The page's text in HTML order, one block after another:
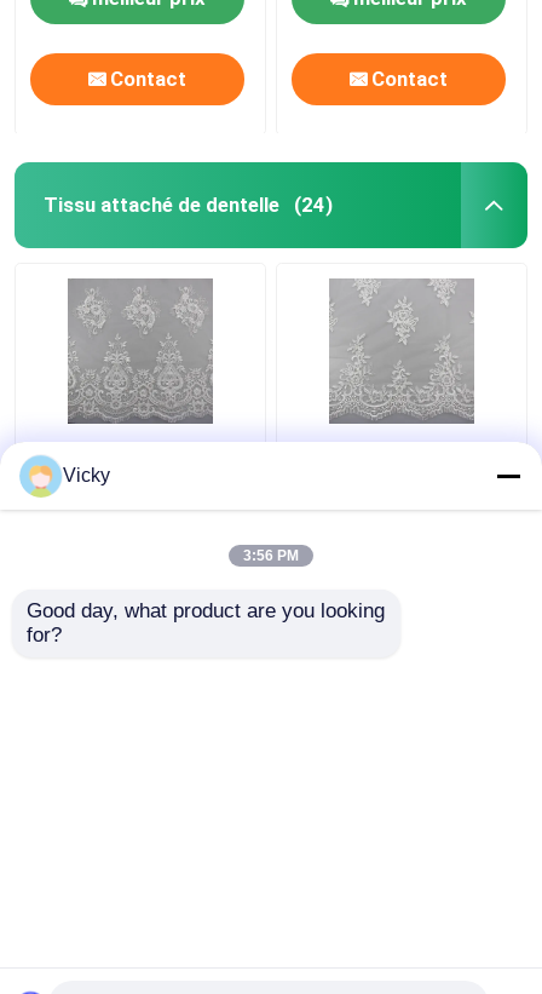
Contact Contact
Tissu attaché de dentelle (24)
fils de polyesters du cil
3D sur le tissu de
dentelle de broderie
Tissu de dentelle
attaché par cil floral de
Vicky
3:56 PM
Good day, what product are you looking
for?